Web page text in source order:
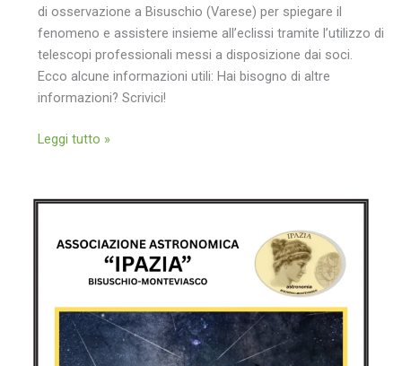
di osservazione a Bisuschio (Varese) per spiegare il
fenomeno e assistere insieme all’eclissi tramite l’utilizzo di
telescopi professionali messi a disposizione dai soci.
Ecco alcune informazioni utili: Hai bisogno di altre
informazioni? Scrivici!
Eclissi
Luna
Leggi tutto »